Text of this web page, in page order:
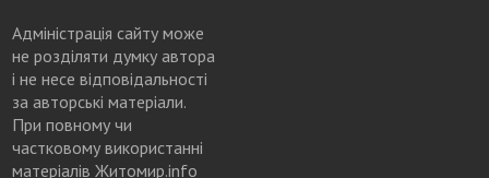
Адміністрація сайту може
не розділяти думку автора
і не несе відповідальності
за авторські матеріали.
При повному чи
частковому використанні
матеріалів Житомир.info